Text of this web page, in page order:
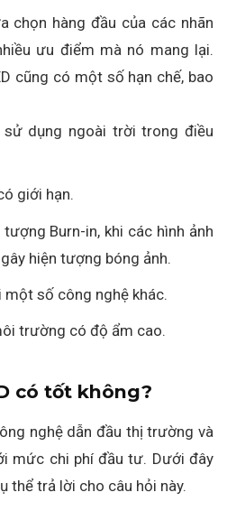
chọn hàng đầu của các nhãn
ưu điểm mà nó mang lại.
cũng có một số hạn chế, bao
sử dụng ngoài trời trong điều
giới hạn.
Burn-in, khi các hình ảnh
hiện tượng bóng ảnh.
một số công nghệ khác.
trường có độ ẩm cao.
có tốt không?
nghệ dẫn đầu thị trường và
mức chi phí đầu tư. Dưới đây
thể trả lời cho câu hỏi này.